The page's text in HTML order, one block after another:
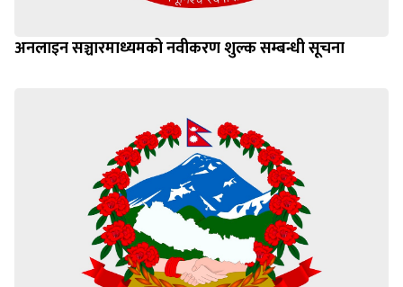
अनलाइन सञ्चारमाध्यमको नवीकरण शुल्क सम्बन्धी सूचना